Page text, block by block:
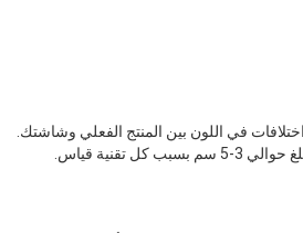
تقنية قياس.